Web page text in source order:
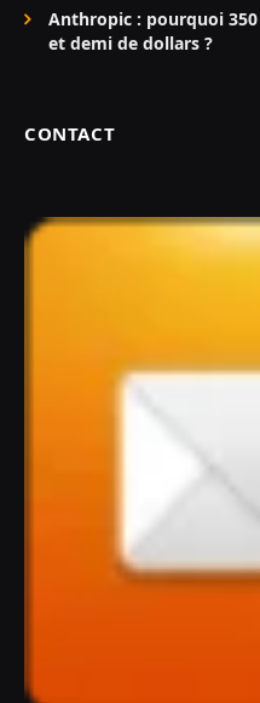
Anthropic : pourquoi
et demi de dollars ?
CONTACT